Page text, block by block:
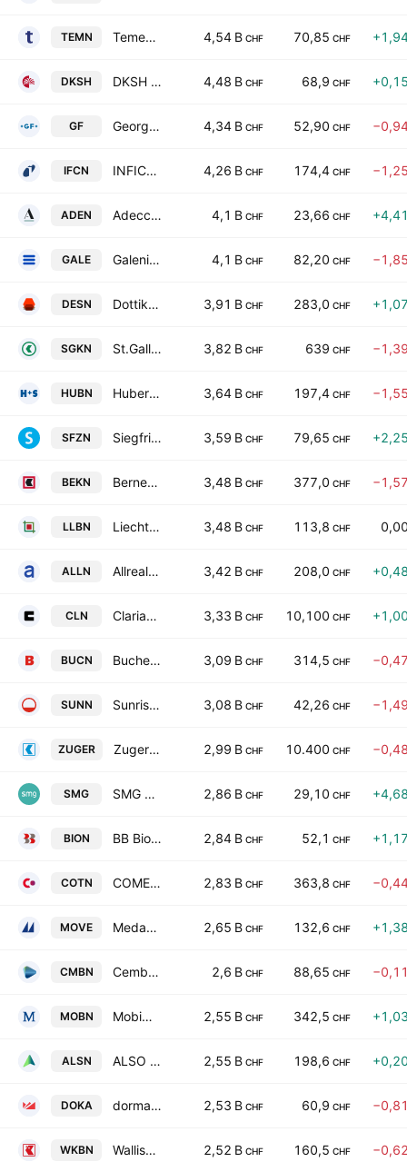
TEMN Temenos AG 4,54 B CHF 70,85 CHF
DKSH DKSH Holding Ltd 4,48 B CHF 68,9 CHF
GF Georg Fischer AG 4,34 B CHF 52,90 CHF
IFCN INFICON Holding AG 4,26 B CHF 174,4 CHF
ADEN Adecco Group AG 4,1 B CHF 23,66 CHF
GALE Galenica AG 4,1 B CHF 82,20 CHF
DESN Dottikon ES Holding AG 3,91 B CHF 283,0 CHF
SGKN St.Galler Kantonalbank AG 3,82 B CHF 639 CHF
HUBN Huber + Suhner AG 3,64 B CHF 197,4 CHF
SFZN Siegfried Holding AG 3,59 B CHF 79,65 CHF
BEKN Berner Kantonalbank AG 3,48 B CHF 377,0 CHF
LLBN Liechtensteinische Landesbank AG 3,48 B CHF 113,8 CHF
ALLN Allreal Holding AG 3,42 B CHF 208,0 CHF
CLN Clariant AG 3,33 B CHF 10,100 CHF
BUCN Bucher Industries AG 3,09 B CHF 314,5 CHF
SUNN Sunrise Communications AG Class A 3,08 B CHF 42,26 CHF
ZUGER Zuger Kantonalbank AG 2,99 B CHF 10.400 CHF
SMG SMG Swiss Marketplace Group Holding AG 2,86 B CHF 29,10 CHF
BION BB Biotech AG 2,84 B CHF 52,1 CHF
COTN COMET Holding AG 2,83 B CHF 363,8 CHF
MOVE Medacta Group SA 2,65 B CHF 132,6 CHF
CMBN Cembra Money Bank AG 2,6 B CHF 88,65 CHF
MOBN Mobimo Holding AG 2,55 B CHF 342,5 CHF
ALSN ALSO Holding AG 2,55 B CHF 198,6 CHF
DOKA dormakaba Holding AG 2,53 B CHF 60,9 CHF
WKBN Walliser Kantonalbank 2,52 B CHF 160,5 CHF